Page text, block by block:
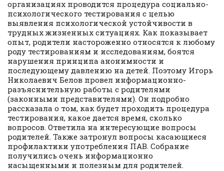
организациях проводится процедура социально-
психологического тестирования с целью
выявления психологической устойчивости в
трудных жизненных ситуациях. Как показывает
опыт, родители настороженно относятся к любому
роду тестированиям и исследованиям, боятся
нарушения принципа анонимности и
последующему давлению на детей. Поэтому Игорь
Николаевич Белов провел информационно-
разъяснительную работы с родителями
(законными представителями). Он подробно
рассказала о том, как будет проходить процедура
тестирования, какое дается время, сколько
вопросов. Ответила на интересующие вопросы
родителей. Также затронул вопросы касающиеся
профилактики употребления ПАВ. Собрание
получились очень информационно
насыщенными и полезным для родителей.